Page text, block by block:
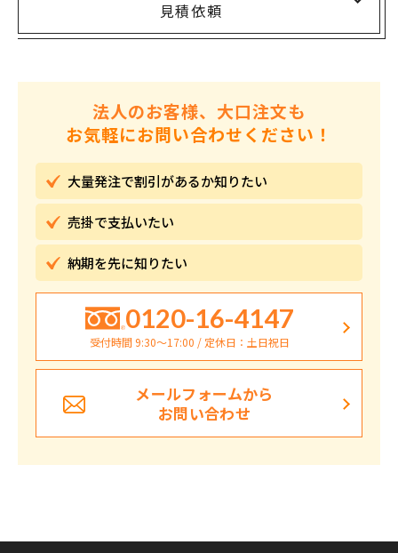
見積依頼
法人のお客様、大口注文も
お気軽にお問い合わせください！
大量発注で割引があるか知りたい
売掛で支払いたい
納期を先に知りたい
0120-16-4147
受付時間 9:30〜17:00 / 定休日：土日祝日
メールフォームから
お問い合わせ